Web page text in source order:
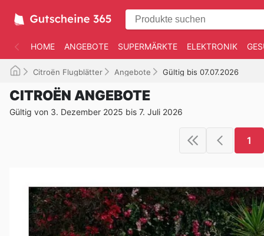
HOME ANGEBOTE SUPERMÄRKTE ELEKTRONIK
Citroën Flugblätter Angebote Gültig bis 07.07.2026
CITROËN ANGEBOTE
Gültig von 3. Dezember 2025 bis 7. Juli 2026
1